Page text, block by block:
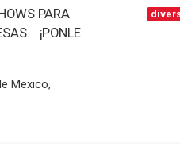
PARA
¡PONLE
Mexico,